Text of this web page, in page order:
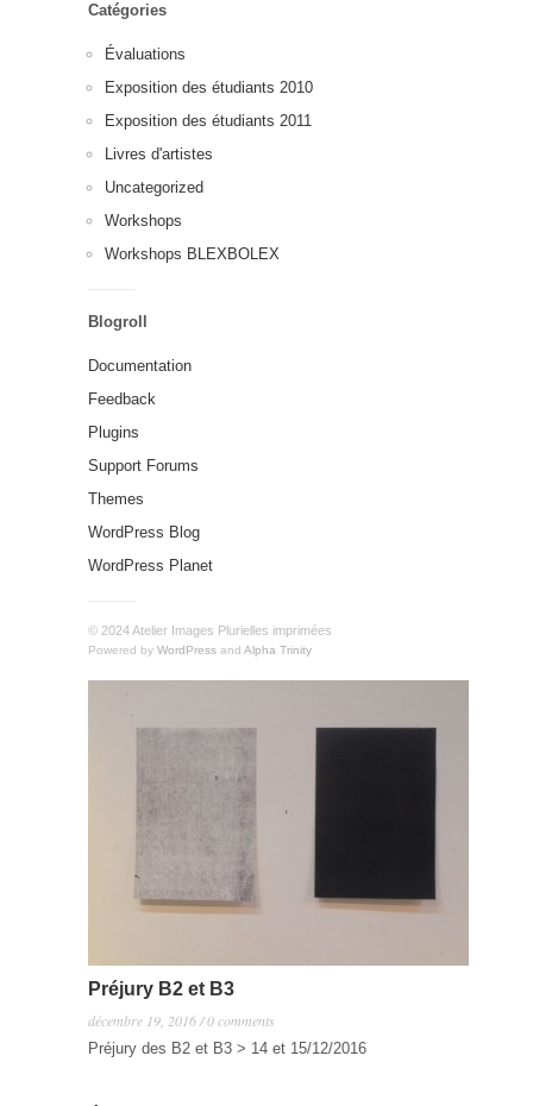
Catégories
Évaluations
Exposition des étudiants 2010
Exposition des étudiants 2011
Livres d'artistes
Uncategorized
Workshops
Workshops BLEXBOLEX
Blogroll
Documentation
Feedback
Plugins
Support Forums
Themes
WordPress Blog
WordPress Planet
© 2024 Atelier Images Plurielles imprimées
Powered by WordPress and Alpha Trinity
Préjury B2 et B3
décembre 19, 2016 / 0 comments
Préjury des B2 et B3 > 14 et 15/12/2016